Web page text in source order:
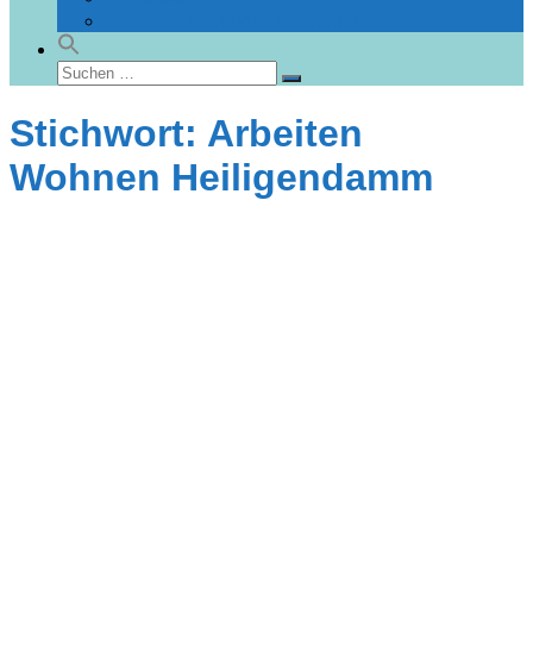
Suchen
nach:
Suchen
Stichwort: Arbeiten
Wohnen Heiligendamm